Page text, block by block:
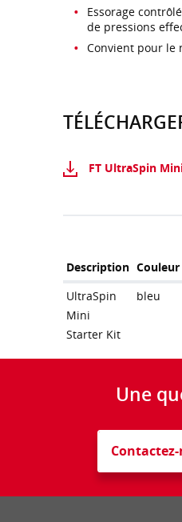
Essorage
de pressions
Convient pour le
FT UltraSpin
Description Couleur
UltraSpin
Mini
Starter Kit
bleu
Une